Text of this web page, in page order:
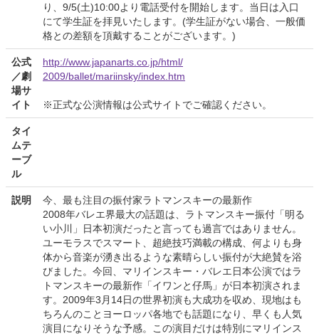
り、9/5(土)10:00より電話受付を開始します。当日は入口
にて学生証を拝見いたします。(学生証がない場合、一般価
格との差額を頂戴することがございます。)
公式
／劇
場サ
イト
http://www.japanarts.co.jp/html/
2009/ballet/mariinsky/index.htm
※正式な公演情報は公式サイトでご確認ください。
タイ
ムテ
ーブ
ル
説明
今、最も注目の振付家ラトマンスキーの最新作
2008年バレエ界最大の話題は、ラトマンスキー振付「明る
い小川」日本初演だったと言っても過言ではありません。
ユーモラスでスマート、超絶技巧満載の構成、何よりも身
体から音楽が湧き出るような素晴らしい振付が大絶賛を浴
びました。今回、マリインスキー・バレエ日本公演ではラ
トマンスキーの最新作「イワンと仔馬」が日本初演されま
す。2009年3月14日の世界初演も大成功を収め、現地はも
ちろんのことヨーロッパ各地でも話題になり、早くも人気
演目になりそうな予感。この演目だけは特別にマリインス